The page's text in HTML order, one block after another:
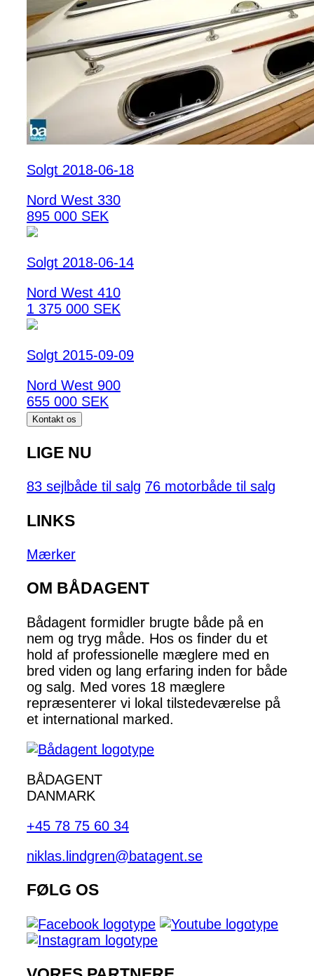
Solgt 2018-06-18
Nord West 330
895 000 SEK
Solgt 2018-06-14
Nord West 410
1 375 000 SEK
Solgt 2015-09-09
Nord West 900
655 000 SEK
Kontakt os
LIGE NU
83 sejlbåde til salg 76 motorbåde til salg
LINKS
Mærker
OM BÅDAGENT
Bådagent formidler brugte både på en
nem og tryg måde. Hos os finder du et
hold af professionelle mæglere med en
bred viden og lang erfaring inden for både
og salg. Med vores 18 mæglere
repræsenterer vi lokal tilstedeværelse på
et international marked.
BÅDAGENT
DANMARK
+45 78 75 60 34
niklas.lindgren@batagent.se
FØLG OS